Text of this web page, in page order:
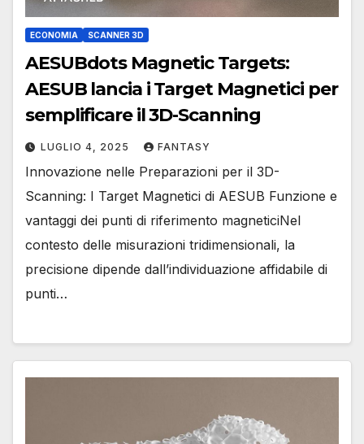
ECONOMIA SCANNER 3D
AESUBdots Magnetic Targets:
AESUB lancia i Target Magnetici per
semplificare il 3D-Scanning
LUGLIO 4, 2025 FANTASY
Innovazione nelle Preparazioni per il 3D-
Scanning: I Target Magnetici di AESUB Funzione e
vantaggi dei punti di riferimento magneticiNel
contesto delle misurazioni tridimensionali, la
precisione dipende dall’individuazione affidabile di
punti…